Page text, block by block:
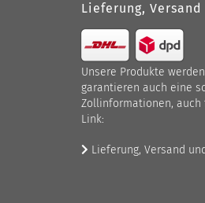
Lieferung,
Unsere Produkte
garantieren auch eine
Zollinformationen, auch
Link:
Lieferung, Versand